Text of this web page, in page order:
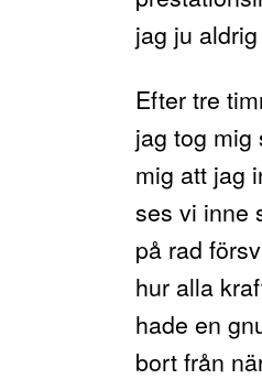
jag ju
Efter tre
jag tog
mig att jag
ses vi inne
på rad
hur alla
hade en
bort från